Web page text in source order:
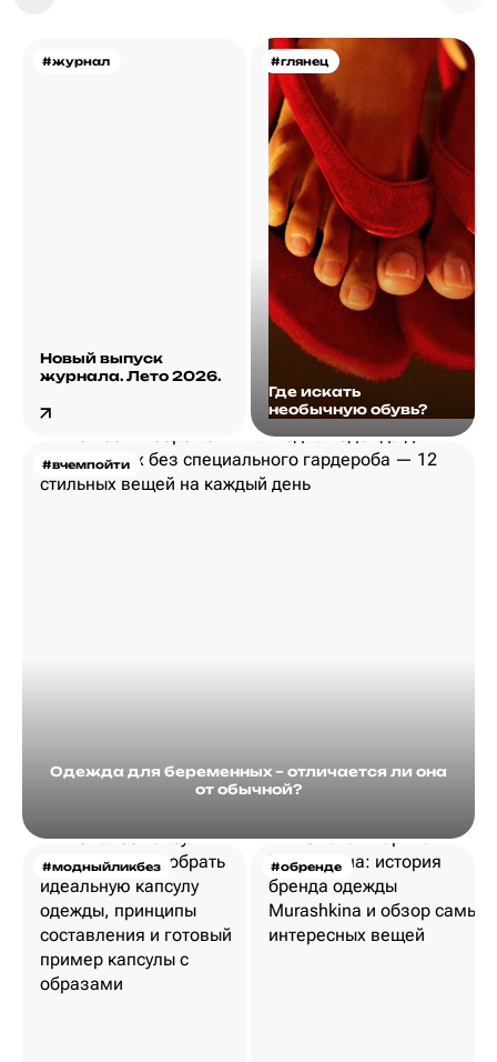
#журнал
Новый выпуск
журнала. Лето 2026.
#глянец
Где искать
необычную обувь?
#вчемпойти
Одежда для беременных – отличается ли она
от обычной?
#модныйликбез #обренде